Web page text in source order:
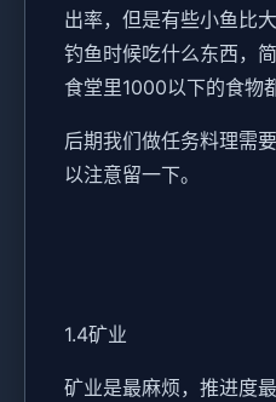
出率，但是有些小鱼比
钓鱼时候吃什么东西，
食堂里1000以下的食物
后期我们做任务料理需
以注意留一下。
1.4矿业
矿业是最麻烦，推进度